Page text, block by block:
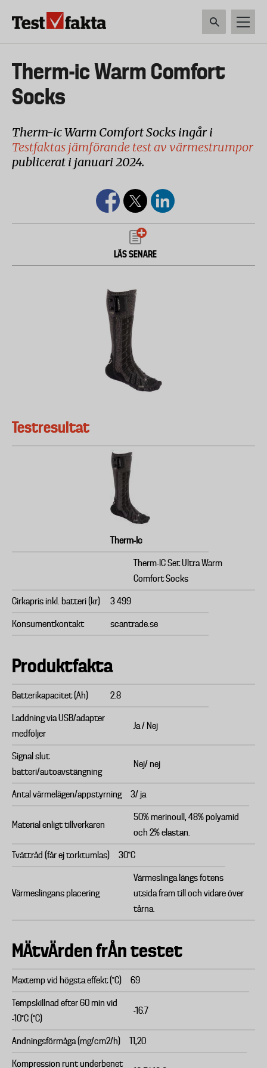
Huvudmeny
ny
Therm-ic Warm Comfort
Socks
Therm-ic Warm Comfort Socks ingår i
Testfaktas jämförande test av värmestrumpor
publicerat i januari 2024.
LÄS SENARE
Testresultat
Therm-Ic
Therm-IC Set Ultra Warm
Comfort Socks
Cirkapris inkl. batteri (kr) 3 499
Konsumentkontakt scantrade.se
Produktfakta
Batterikapacitet (Ah) 2.8
Laddning via USB/adapter
medföljer
Ja / Nej
Signal slut
batteri/autoavstängning
Nej/ nej
Antal värmelägen/appstyrning 3/ ja
Material enligt tillverkaren
50% merinoull, 48% polyamid
och 2% elastan.
Tvättråd (får ej torktumlas) 30°C
Värmeslingans placering
Värmeslinga längs fotens
utsida fram till och vidare över
tårna.
MÄtvÄrden frÅn testet
Maxtemp vid högsta effekt (°C) 69
Tempskillnad efter 60 min vid
-10°C (°C)
-16.7
Andningsförmåga (mg/cm2/h) 11,20
Kompression runt underbenet